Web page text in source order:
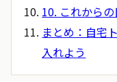
10. これから
まとめ：自宅
入れよう